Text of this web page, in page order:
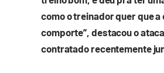
como o treinador quer que a
comporte”, destacou o
contratado recentemente